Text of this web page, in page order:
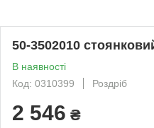
50-3502010
В наявності
Код: 0310399
Роздріб
2 546 ₴